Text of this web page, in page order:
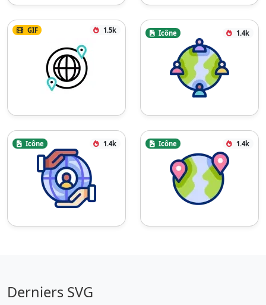
GIF 1.5k Icône 1.4k
Icône 1.4k Icône 1.4k
Derniers SVG